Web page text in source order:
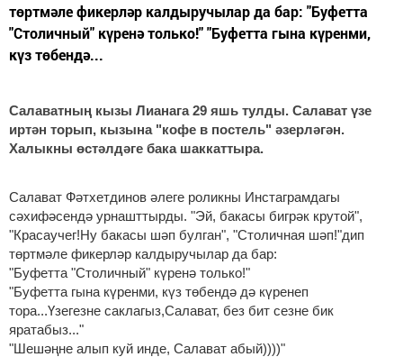
төртмәле фикерләр калдыручылар да бар: "Буфетта
"Столичный" күренә только!" "Буфетта гына күренми,
күз төбендә...
Салаватның кызы Лианага 29 яшь тулды. Салават үзе
иртән торып, кызына "кофе в постель" әзерләгән.
Халыкны өстәлдәге бака шаккаттыра.
Салават Фәтхетдинов әлеге роликны Инстаграмдагы
сәхифәсендә урнашттырды. "Эй, бакасы бигрәк крутой",
"Красаучег!Ну бакасы шәп булган", "Столичная шәп!"дип
төртмәле фикерләр калдыручылар да бар:
"Буфетта "Столичный" күренә только!"
"Буфетта гына күренми, күз төбендә дә күренеп
тора...Үзегезне саклагыз,Салават, без бит сезне бик
яратабыз..."
"Шешәңне алып куй инде, Салават абый))))"